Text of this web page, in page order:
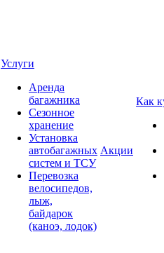
Услуги
Аренда
багажника
Сезонное
хранение
Установка
автобагажных
систем и ТСУ
Перевозка
велосипедов,
лыж,
байдарок
(каноэ, лодок)
Акции
Как